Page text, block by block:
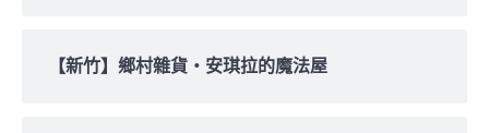
【新竹】鄉村雜貨‧安琪拉的魔法屋